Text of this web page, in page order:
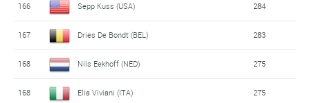
166 Sepp Kuss (USA) 284
167 Dries De Bondt (BEL) 283
168 Nils Eekhoff (NED) 275
168 Elia Viviani (ITA) 275